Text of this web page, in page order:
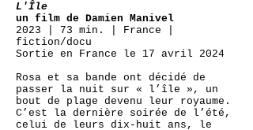
L'Île
un film de Damien Manivel
2023 | 73 min. | France |
fiction/docu
Sortie en France le 17 avril 2024
Rosa et sa bande ont décidé de
passer la nuit sur « l’île », un
bout de plage devenu leur royaume.
C’est la dernière soirée de l’été,
celui de leurs dix-huit ans, le